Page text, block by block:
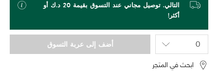
التالي. توصيل مجاني عند التسوق بقيمة 20 د.ك أو
أكثر!
أضف إلى عربة التسوق
ابحث في المتجر